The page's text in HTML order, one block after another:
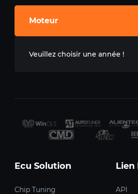
Moteur
Veuillez choisir une année !
Ecu Solution
Chip Tuning
Lien
API